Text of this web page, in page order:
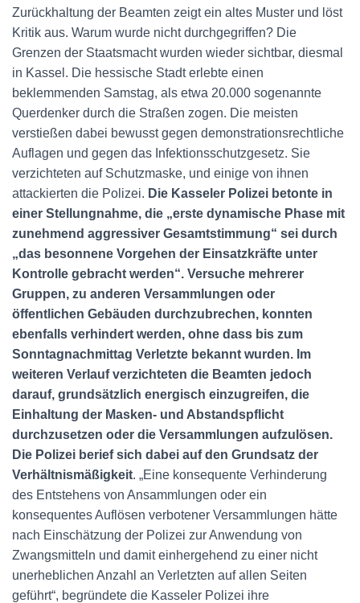
Zurückhaltung der Beamten zeigt ein altes Muster und löst
Kritik aus. Warum wurde nicht durchgegriffen? Die
Grenzen der Staatsmacht wurden wieder sichtbar, diesmal
in Kassel. Die hessische Stadt erlebte einen
beklemmenden Samstag, als etwa 20.000 sogenannte
Querdenker durch die Straßen zogen. Die meisten
verstießen dabei bewusst gegen demonstrationsrechtliche
Auflagen und gegen das Infektionsschutzgesetz. Sie
verzichteten auf Schutzmaske, und einige von ihnen
attackierten die Polizei. Die Kasseler Polizei betonte in
einer Stellungnahme, die „erste dynamische Phase mit
zunehmend aggressiver Gesamtstimmung“ sei durch
„das besonnene Vorgehen der Einsatzkräfte unter
Kontrolle gebracht werden“. Versuche mehrerer
Gruppen, zu anderen Versammlungen oder
öffentlichen Gebäuden durchzubrechen, konnten
ebenfalls verhindert werden, ohne dass bis zum
Sonntagnachmittag Verletzte bekannt wurden. Im
weiteren Verlauf verzichteten die Beamten jedoch
darauf, grundsätzlich energisch einzugreifen, die
Einhaltung der Masken- und Abstandspflicht
durchzusetzen oder die Versammlungen aufzulösen.
Die Polizei berief sich dabei auf den Grundsatz der
Verhältnismäßigkeit. „Eine konsequente Verhinderung
des Entstehens von Ansammlungen oder ein
konsequentes Auflösen verbotener Versammlungen hätte
nach Einschätzung der Polizei zur Anwendung von
Zwangsmitteln und damit einhergehend zu einer nicht
unerheblichen Anzahl an Verletzten auf allen Seiten
geführt“, begründete die Kasseler Polizei ihre